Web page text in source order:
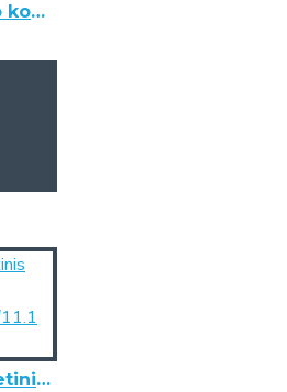
AUX konsolinis oro kondicionierius, 3.5/3.5 kW
Midea bevėjis kasetinis oro kondicionierius BREEZELESS+, 10.6/11.1 kW (trifazis)